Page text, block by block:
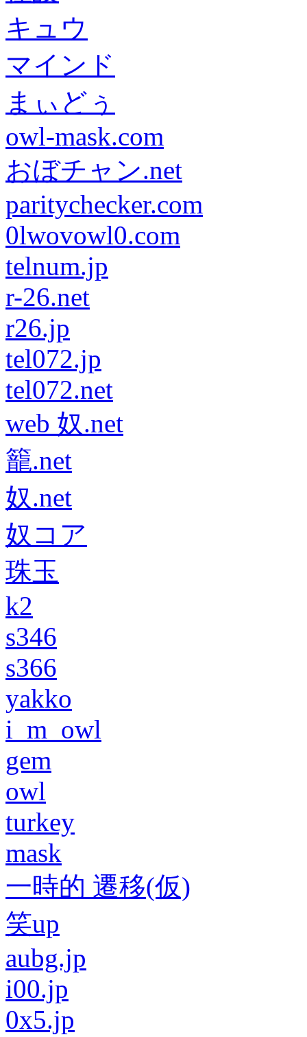
キュウ
マインド
まぃどぅ
owl-mask.com
おぼチャン.net
paritychecker.com
0lwovowl0.com
telnum.jp
r-26.net
r26.jp
tel072.jp
tel072.net
web 奴.net
籠.net
奴.net
奴コア
珠玉
k2
s346
s366
yakko
i_m_owl
gem
owl
turkey
mask
一時的 遷移(仮)
笑up
aubg.jp
i00.jp
0x5.jp